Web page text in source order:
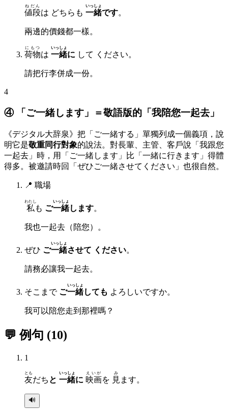
値段
ねだん
は どちらも 一緒
いっしょ
です。
兩邊的價錢都一樣。
荷物
にもつ
は 一緒
いっしょ
に して ください。
請把行李併成一份。
4
④ 「ご一緒します」＝敬語版的「我陪您一起去」
《デジタル大辞泉》把「ご一緒する」單獨列成一個義項，說
明它是敬重同行對象的說法。對長輩、主管、客戶說「我跟您
一起去」時，用「ご一緒します」比「一緒に行きます」得體
得多。被邀請時回「ぜひご一緒させてください」也很自然。
📍 職場
私
わたし
も ご一緒
いっしょ
します。
我也一起去（陪您）。
ぜひ ご一緒
いっしょ
させて ください。
請務必讓我一起去。
そこまで ご一緒
いっしょ
しても よろしいですか。
我可以陪您走到那裡嗎？
💬 例句 (10)
1
友
とも
だち と 一緒
いっしょ
に 映画
えいが
を 見
み
ます。
🔊